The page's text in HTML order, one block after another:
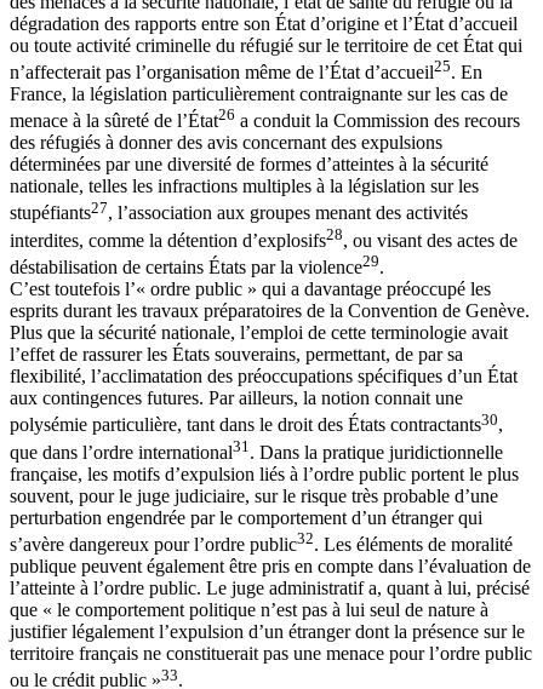
dégradation des rapports entre son État d’origine et l’État d’accueil
ou toute activité criminelle du réfugié sur le territoire de cet État qui
n’affecterait pas l’organisation même de l’État d’accueil25. En
France, la législation particulièrement contraignante sur les cas de
menace à la sûreté de l’État26 a conduit la Commission des recours
des réfugiés à donner des avis concernant des expulsions
déterminées par une diversité de formes d’atteintes à la sécurité
nationale, telles les infractions multiples à la législation sur les
stupéfiants27, l’association aux groupes menant des activités
interdites, comme la détention d’explosifs28, ou visant des actes de
déstabilisation de certains États par la violence29.
C’est toutefois l’« ordre public » qui a davantage préoccupé les
esprits durant les travaux préparatoires de la Convention de Genève.
Plus que la sécurité nationale, l’emploi de cette terminologie avait
l’effet de rassurer les États souverains, permettant, de par sa
flexibilité, l’acclimatation des préoccupations spécifiques d’un État
aux contingences futures. Par ailleurs, la notion connait une
polysémie particulière, tant dans le droit des États contractants30,
que dans l’ordre international31 . Dans la pratique juridictionnelle
française, les motifs d’expulsion liés à l’ordre public portent le plus
souvent, pour le juge judiciaire, sur le risque très probable d’une
perturbation engendrée par le comportement d’un étranger qui
s’avère dangereux pour l’ordre public32. Les éléments de moralité
publique peuvent également être pris en compte dans l’évaluation de
l’atteinte à l’ordre public. Le juge administratif a, quant à lui, précisé
que « le comportement politique n’est pas à lui seul de nature à
justifier légalement l’expulsion d’un étranger dont la présence sur le
territoire français ne constituerait pas une menace pour l’ordre public
ou le crédit public »33.